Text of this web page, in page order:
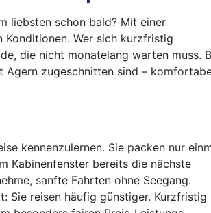
liebsten schon bald? Mit einer
Wer sich kurzfristig
die nicht monatelang warten muss.
Agern zugeschnitten sind –
kennenzulernen. Sie packen nur
Kabinenfenster bereits die nächste
sanfte Fahrten ohne Seegang.
Sie reisen häufig günstiger. Kurzfristig